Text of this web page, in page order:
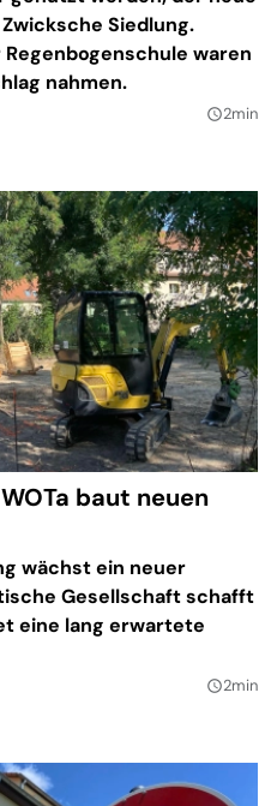
Siedlung.
waren
nahmen.
query_builder2min
baut neuen
wächst ein neuer
Gesellschaft schafft
eine lang erwartete
query_builder2min